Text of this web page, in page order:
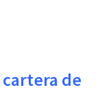
de